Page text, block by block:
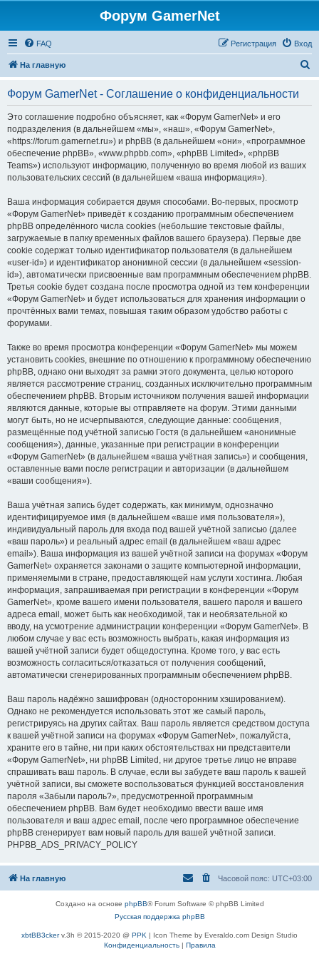
Форум GamerNet
FAQ Вход
Регистрация
На главную
Форум GamerNet - Соглашение о конфиденциальности
Это соглашение подробно объясняет, как «Форум GamerNet» и его
подразделения (в дальнейшем «мы», «наш», «Форум GamerNet»,
«https://forum.gamernet.ru») и phpBB (в дальнейшем «они», «программное
обеспечение phpBB», «www.phpbb.com», «phpBB Limited», «phpBB
Teams») используют информацию, полученную во время любой из ваших
пользовательских сессий (в дальнейшем «ваша информация»).
Ваша информация собирается двумя способами. Во-первых, просмотр
«Форум GamerNet» приведёт к созданию программным обеспечением
phpBB определённого числа cookies (небольшие текстовые файлы,
загружаемые в папку временных файлов вашего браузера). Первые две
cookie содержат только идентификатор пользователя (в дальнейшем
«user-id») и идентификатор анонимной сессии (в дальнейшем «session-
id»), автоматически присвоенные вам программным обеспечением phpBB.
Третья cookie будет создана после просмотра одной из тем конференции
«Форум GamerNet» и будет использоваться для хранения информации о
прочтённых вами темах, повышая таким образом удобство работы с
форумами.
Также во время просмотра конференции «Форум GamerNet» мы можем
установить cookies, внешние по отношению к программному обеспечению
phpBB, однако они выходят за рамки этого документа, целью которого
является рассмотрение страниц, созданных исключительно программным
обеспечением phpBB. Вторым источником получения вашей информации
являются данные, которые вы отправляете на форум. Этими данными
могут быть, но не исчерпываются, следующие данные: сообщения,
размещённые под учётной записью Гостя (в дальнейшем «анонимные
сообщения»), данные, указанные при регистрации в конференции
«Форум GamerNet» (в дальнейшем «ваша учётная запись») и сообщения,
оставленные вами после регистрации и авторизации (в дальнейшем
«ваши сообщения»).
Ваша учётная запись будет содержать, как минимум, однозначно
идентифицируемое имя (в дальнейшем «ваше имя пользователя»),
индивидуальный пароль для входа под вашей учётной записью (далее
«ваш пароль») и реальный адрес email (в дальнейшем «ваш адрес
email»). Ваша информация из вашей учётной записи на форумах «Форум
GamerNet» охраняется законами о защите компьютерной информации,
применяемыми в стране, предоставляющей нам услуги хостинга. Любая
информация, запрашиваемая при регистрации в конференции «Форум
GamerNet», кроме вашего имени пользователя, вашего пароля и вашего
адреса email, может быть как необходимой, так и необязательной ко
вводу, на усмотрение администрации конференции «Форум GamerNet». В
любом случае у вас есть возможность выбрать, какая информация из
вашей учётной записи будет общедоступна. Кроме того, у вас есть
возможность согласиться/отказаться от получения сообщений,
автоматически сгенерированных программным обеспечением phpBB.
Ваш пароль надёжно зашифрован (односторонним хэшированием).
Однако не рекомендуется использовать этот же самый пароль,
регистрируясь на других сайтах. Ваш пароль является средством доступа
к вашей учётной записи на форумах «Форум GamerNet», пожалуйста,
храните его в тайне, ни при каких обстоятельствах ни представители
«Форум GamerNet», ни phpBB Limited, ни другое третье лицо не вправе
спрашивать ваш пароль. В случае, если вы забудете ваш пароль к вашей
учётной записи, вы сможете воспользоваться функцией восстановления
пароля «Забыли пароль?», предусмотренной программным
обеспечением phpBB. Вам будет необходимо ввести ваше имя
пользователя и ваш адрес email, после чего программное обеспечение
phpBB сгенерирует вам новый пароль для вашей учётной записи.
PHPBB_ADS_PRIVACY_POLICY
На главную Часовой пояс: UTC+03:00
Создано на основе phpBB® Forum Software © phpBB Limited
Русская поддержка phpBB
xbtBB3ckerv.3h © 2015-2020 @ PPK | Icon Theme by Everaldo.com Design Studio
Конфиденциальность| Правила